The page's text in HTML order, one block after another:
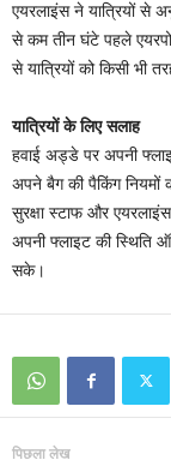
एयरलाइंस ने यात्रियों से
से कम तीन घंटे पहले
से यात्रियों को किसी भी
यात्रियों के लिए सलाह
हवाई अड्डे पर अपनी
अपने बैग की पैकिंग नियमों
सुरक्षा स्टाफ और एयरलाइंस
अपनी फ्लाइट की स्थिति
सके।
पिछला लेख